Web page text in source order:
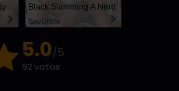
Black Slamming A Nerd
SayUncle
5.0/5
92 votos